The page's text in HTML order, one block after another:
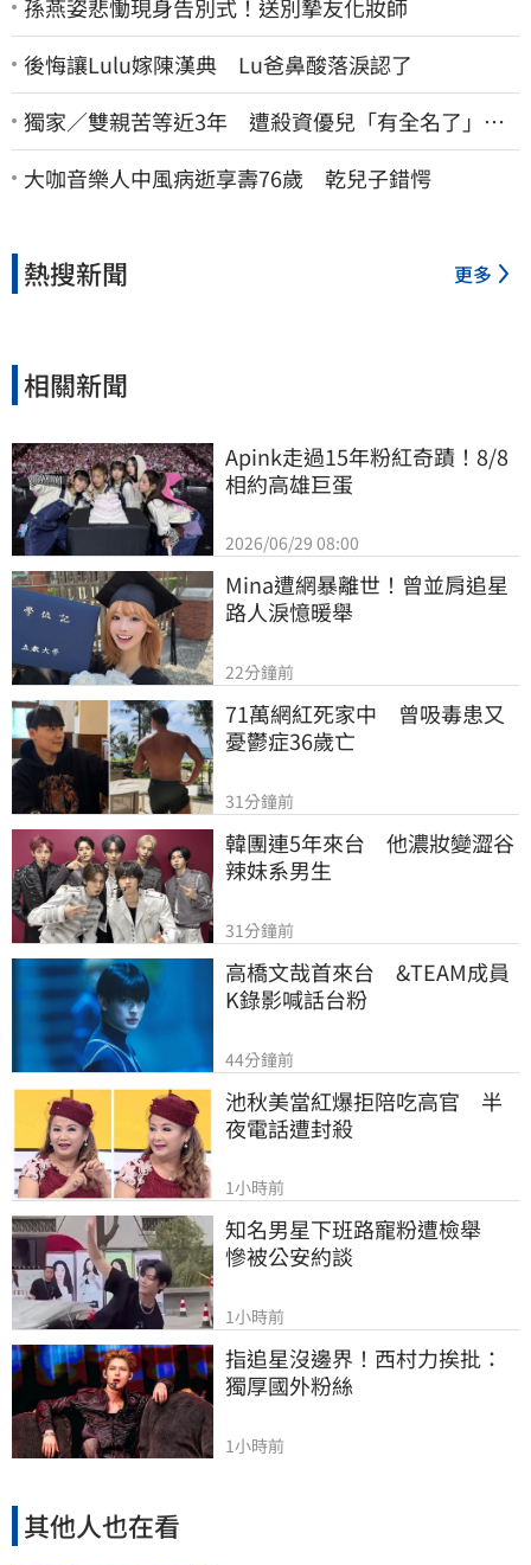
孫燕姿悲慟現身告別式！送別摯友化妝師
後悔讓Lulu嫁陳漢典 Lu爸鼻酸落淚認了
獨家／雙親苦等近3年 遭殺資優兒「有全名了」！
乾妹稱賠償恐毀她未來
大咖音樂人中風病逝享壽76歲 乾兒子錯愕
熱搜新聞 更多
相關新聞
Apink走過15年粉紅奇蹟！8/8
相約高雄巨蛋
2026/06/29 08:00
Mina遭網暴離世！曾並肩追星
路人淚憶暖舉
22分鐘前
71萬網紅死家中　曾吸毒患又
憂鬱症36歲亡
31分鐘前
韓團連5年來台　他濃妝變澀谷
辣妹系男生
31分鐘前
高橋文哉首來台　&TEAM成員
K錄影喊話台粉
44分鐘前
池秋美當紅爆拒陪吃高官　半
夜電話遭封殺
1小時前
知名男星下班路寵粉遭檢舉
慘被公安約談
1小時前
指追星沒邊界！西村力挨批：
獨厚國外粉絲
1小時前
其他人也在看